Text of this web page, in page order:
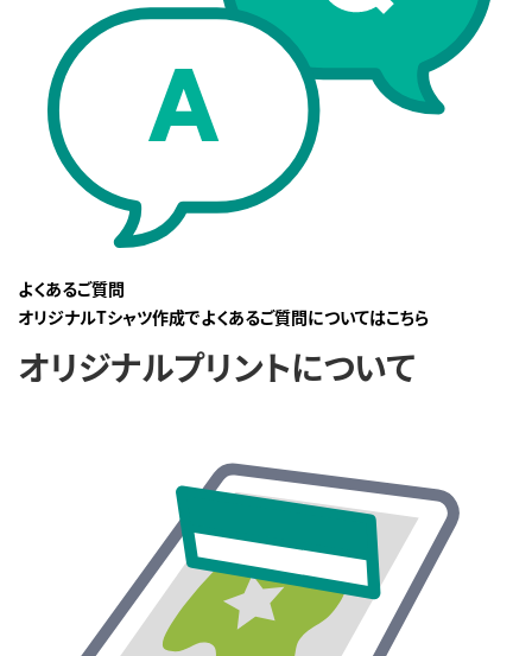
よくあるご質問
オリジナルTシャツ作成でよくあるご質問についてはこちら
オリジナルプリントについて